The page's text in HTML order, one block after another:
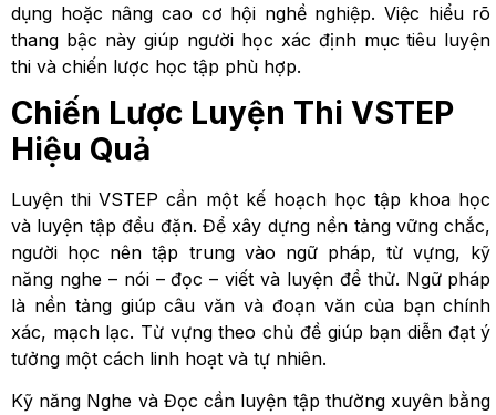
dụng hoặc nâng cao cơ hội nghề nghiệp. Việc hiểu rõ
thang bậc này giúp người học xác định mục tiêu luyện
thi và chiến lược học tập phù hợp.
Chiến Lược Luyện Thi VSTEP
Hiệu Quả
Luyện thi VSTEP cần một kế hoạch học tập khoa học
và luyện tập đều đặn. Để xây dựng nền tảng vững chắc,
người học nên tập trung vào ngữ pháp, từ vựng, kỹ
năng nghe – nói – đọc – viết và luyện đề thử. Ngữ pháp
là nền tảng giúp câu văn và đoạn văn của bạn chính
xác, mạch lạc. Từ vựng theo chủ đề giúp bạn diễn đạt ý
tưởng một cách linh hoạt và tự nhiên.
Kỹ năng Nghe và Đọc cần luyện tập thường xuyên bằng